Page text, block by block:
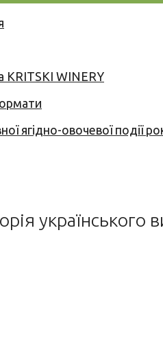
KRITSKI WINERY
ягідно-овочевої події
українського